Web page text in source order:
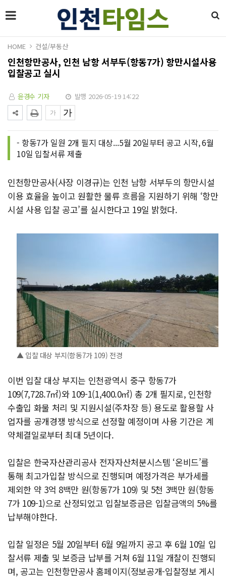
HOME 건설/부동산
인천항만공사, 인천 남항 서부두(항동7가) 항만시설사용
입찰공고 실시
윤경수 기자 발행 2026-05-19 14:22
- 항동7가 일원 2개 필지 대상...5월 20일부터 공고 시작, 6월
10일 입찰서류 제출
인천항만공사(사장 이경규)는 인천 남항 서부두의 항만시설
이용 효율을 높이고 원활한 물류 흐름을 지원하기 위해 ‘항만
시설 사용 입찰 공고’를 실시한다고 19일 밝혔다.
▲ 입찰 대상 부지(항동7가 109) 전경
이번 입찰 대상 부지는 인천광역시 중구 항동7가
109(7,728.7㎡)와 109-1(1,400.0㎡) 총 2개 필지로, 인천항
수출입 화물 처리 및 지원시설(주차장 등) 용도로 활용할 사
업자를 공개경쟁 방식으로 선정할 예정이며 사용 기간은 계
약체결일로부터 최대 5년이다.
입찰은 한국자산관리공사 전자자산처분시스템 ‘온비드’를
통해 최고가입찰 방식으로 진행되며 예정가격은 부가세를
제외한 약 3억 8백만 원(항동7가 109) 및 5천 3백만 원(항동
7가 109-1)으로 산정되었고 입찰보증금은 입찰금액의 5%를
납부해야한다.
입찰 일정은 5월 20일부터 6월 9일까지 공고 후 6월 10일 입
찰서류 제출 및 보증금 납부를 거쳐 6월 11일 개찰이 진행되
며, 공고는 인천항만공사 홈페이지(정보공개-입찰정보 게시